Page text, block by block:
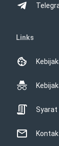
Links
Syarat
Kontak